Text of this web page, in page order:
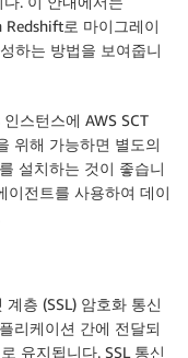
로 마이그레이
하는 방법을 보여줍니
스턴스에 AWS SCT
위해 가능하면 별도의
설치하는 것이 좋습니
이전트를 사용하여 데이
층 (SSL) 암호화 통신
리케이션 간에 전달되
유지됩니다. SSL 통신